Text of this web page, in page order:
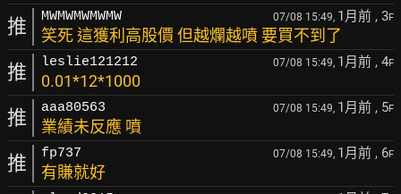
推 MWMWMWMWMW 07/08 15:49, 1月前 , 3F
笑死 這獲利高股價 但越爛越噴 要買不到了
推 leslie121212 07/08 15:49, 1月前 , 4F
0.01*12*1000
推 aaa80563 07/08 15:49, 1月前 , 5F
業績未反應 噴
推 fp737 07/08 15:49, 1月前 , 6F
有賺就好